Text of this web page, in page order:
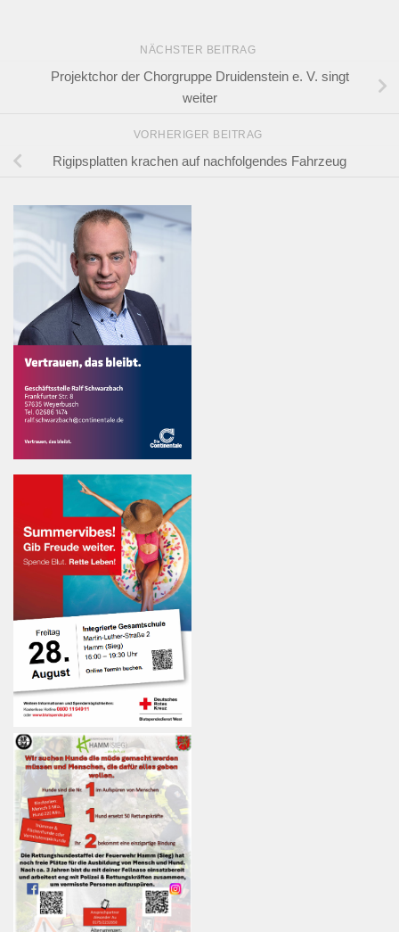
NÄCHSTER BEITRAG
Projektchor der Chorgruppe Druidenstein e. V. singt
weiter
VORHERIGER BEITRAG
Rigipsplatten krachen auf nachfolgendes Fahrzeug